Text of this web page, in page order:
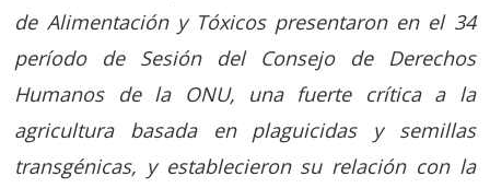
de Alimentación y Tóxicos presentaron en el 34
período de Sesión del Consejo de Derechos
Humanos de la ONU, una fuerte crítica a la
agricultura basada en plaguicidas y semillas
transgénicas, y establecieron su relación con la